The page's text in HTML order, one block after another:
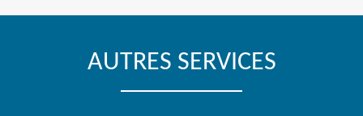
AUTRES SERVICES